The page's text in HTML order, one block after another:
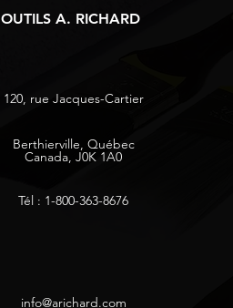
OUTILS A. RICHARD
120, rue Jacques-Cartier
Berthierville, Québec
Canada, J0K 1A0
Tél : 1-800-363-8676
info@arichard.com